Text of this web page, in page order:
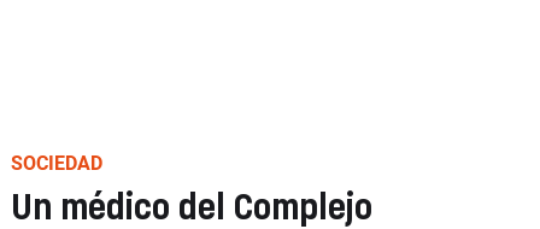
SOCIEDAD
Un médico del Complejo